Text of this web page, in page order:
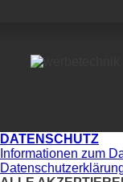
DATENSCHUTZ
Informationen zum